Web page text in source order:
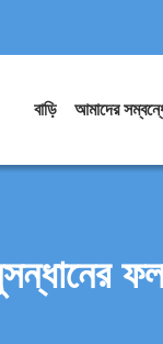
বাড়ি আমাদের